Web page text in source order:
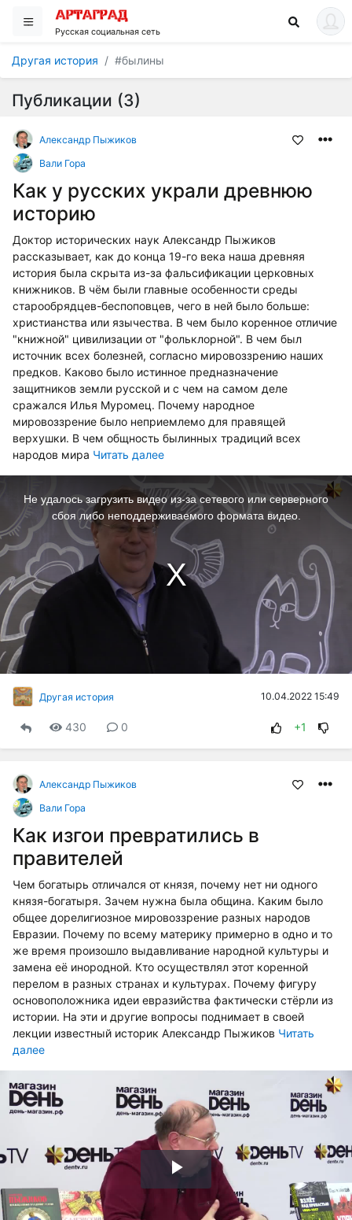
Русская социальная сеть
Другая история #былины
Публикации (3)
Александр Пыжиков
Вали Гора
Как у русских украли древнюю
историю
Доктор исторических наук Александр Пыжиков
рассказывает, как до конца 19-го века наша древняя
история была скрыта из-за фальсификации церковных
книжников. В чём были главные особенности среды
старообрядцев-беспоповцев, чего в ней было больше:
христианства или язычества. В чем было коренное отличие
"книжной" цивилизации от "фольклорной". В чем был
источник всех болезней, согласно мировоззрению наших
предков. Каково было истинное предназначение
защитников земли русской и с чем на самом деле
сражался Илья Муромец. Почему народное
мировоззрение было неприемлемо для правящей
верхушки. В чем общность былинных традиций всех
народов мира Читать далее
window.
Не удалось загрузить видео из-за сетевого или серверного
сбоя либо неподдерживаемого формата видео.
Другая история 10.04.2022 15:49
430 0 +1
Александр Пыжиков
Вали Гора
Как изгои превратились в
правителей
Чем богатырь отличался от князя, почему нет ни одного
князя-богатыря. Зачем нужна была община. Каким было
общее дорелигиозное мировоззрение разных народов
Евразии. Почему по всему материку примерно в одно и то
же время произошло выдавливание народной культуры и
замена её инородной. Кто осуществлял этот коренной
перелом в разных странах и культурах. Почему фигуру
основоположника идеи евразийства фактически стёрли из
истории. На эти и другие вопросы поднимает в своей
лекции известный историк Александр Пыжиков Читать
далее
Воспроизвести